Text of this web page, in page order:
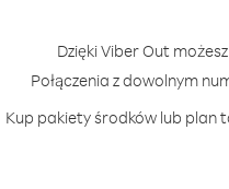
Dzięki Viber Out
Połączenia z dowolnym
Kup pakiety środków lub plan